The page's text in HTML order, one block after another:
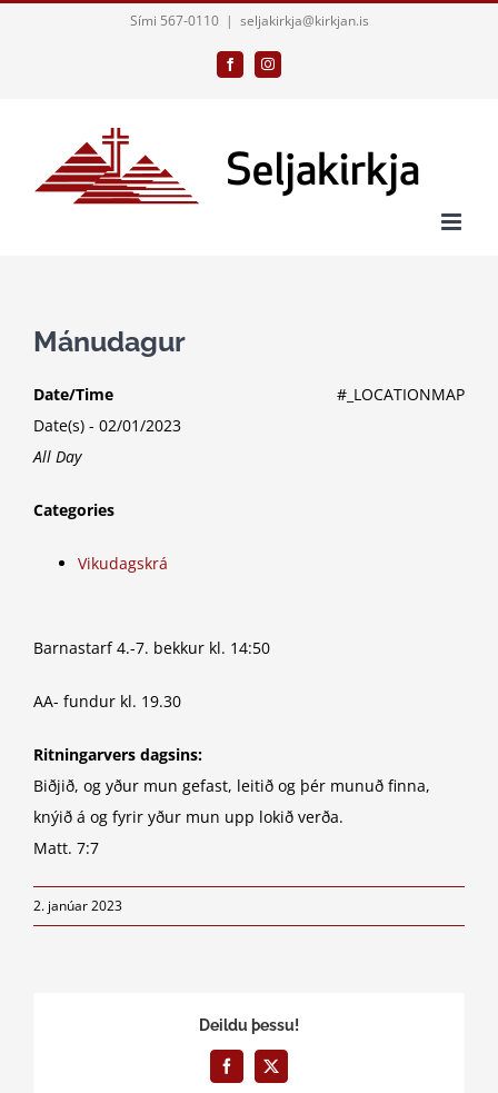
Sími 567-0110 | seljakirkja@kirkjan.is
FacebookInstagram
Mánudagur
#_LOCATIONMAP
Date/Time
Date(s) - 02/01/2023
All Day
Categories
Vikudagskrá
Barnastarf 4.-7. bekkur kl. 14:50
AA- fundur kl. 19.30
Ritningarvers dagsins:
Biðjið, og yður mun gefast, leitið og þér munuð finna,
knýið á og fyrir yður mun upp lokið verða.
Matt. 7:7
2. janúar 2023
Deildu þessu!
Facebook
X